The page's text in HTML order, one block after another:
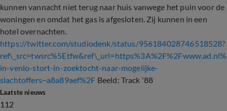
kunnen vannacht niet terug naar huis vanwege het puin voor de
woningen en omdat het gas is afgesloten. Zij kunnen in een
hotel overnachten.
https://twitter.com/studiodenk/status/956184028746518528?
in-venlo-stort-in-zoektocht-naar-mogelijke-
slachtoffers~a8a89aef%2F Beeld: Track '88
Laatste nieuws
112